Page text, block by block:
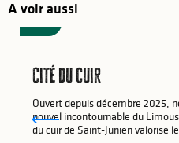
A voir aussi
9€
Cité du cuir
Ouvert depuis décembre 2025,
nouvel incontournable du
du cuir de Saint-Junien valorise